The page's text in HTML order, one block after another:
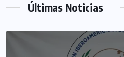
Últimas Noticias